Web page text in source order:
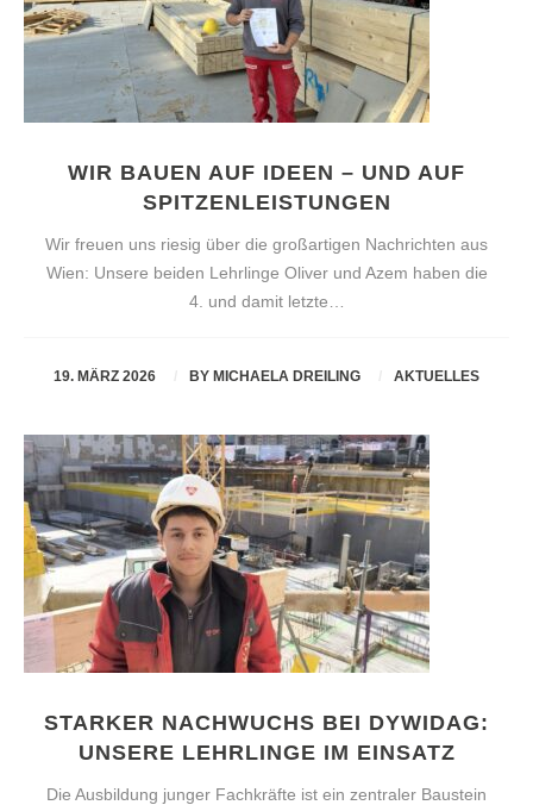
WIR BAUEN AUF IDEEN – UND AUF
SPITZENLEISTUNGEN
Wir freuen uns riesig über die großartigen Nachrichten aus
Wien: Unsere beiden Lehrlinge Oliver und Azem haben die
4. und damit letzte…
19. MÄRZ 2026 BY MICHAELA DREILING AKTUELLES
STARKER NACHWUCHS BEI DYWIDAG:
UNSERE LEHRLINGE IM EINSATZ
Die Ausbildung junger Fachkräfte ist ein zentraler Baustein